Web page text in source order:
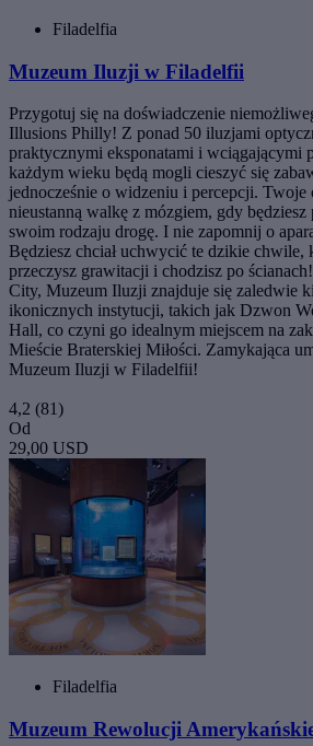
Filadelfia
Muzeum Iluzji w Filadelfii
Przygotuj się na doświadczenie
Illusions Philly! Z ponad 50 iluzjami
praktycznymi eksponatami i wciągającymi
każdym wieku będą mogli cieszyć się
jednocześnie o widzeniu i percepcji. Twoje
nieustanną walkę z mózgiem, gdy
swoim rodzaju drogę. I nie zapomnij o
Będziesz chciał uchwycić te dzikie chwile,
przeczysz grawitacji i chodzisz po
City, Muzeum Iluzji znajduje się zaledwie
ikonicznych instytucji, takich jak Dzwon
Hall, co czyni go idealnym miejscem na
Mieście Braterskiej Miłości. Zamykająca
Muzeum Iluzji w Filadelfii!
4,2 (81)
Od
29,00 USD
Filadelfia
Muzeum Rewolucji